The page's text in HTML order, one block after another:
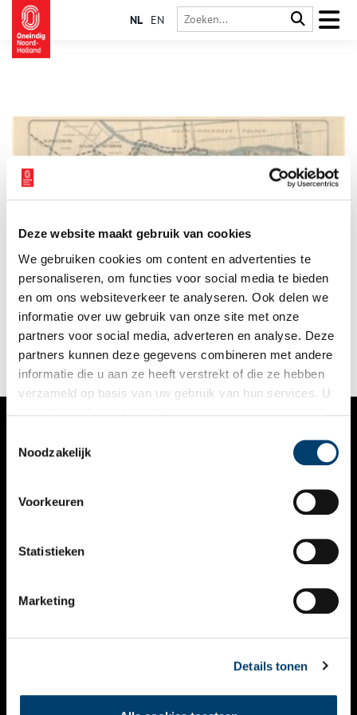
Deze website maakt gebruik van cookies
We gebruiken cookies om content en advertenties te
personaliseren, om functies voor social media te bieden
en om ons websiteverkeer te analyseren. Ook delen we
informatie over uw gebruik van onze site met onze
partners voor social media, adverteren en analyse. Deze
partners kunnen deze gegevens combineren met andere
informatie die u aan ze heeft verstrekt of die ze hebben
verzameld op basis van uw gebruik van hun services. U
Noodzakelijk
Voorkeuren
Statistieken
Marketing
Details tonen
NL EN
Aalsmeer is bekend als watersportcentrum. Maar wist je dat in
de plassen een meerval zwemt, een joekel van wel twee meter
lengte. Deze vis schuilt in het rietland, ‘de Wildernis’.
VERHALEN
KALENDER
THEMA’S
VIDEO’S
CONTACT